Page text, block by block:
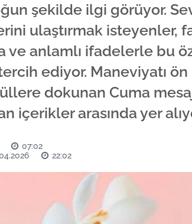
şekilde ilgi görüyor.
ulaştırmak isteyenler,
ve anlamlı ifadelerle bu
ediyor. Maneviyatı
dokunan Cuma
içerikler arasında yer
07:02
22:02